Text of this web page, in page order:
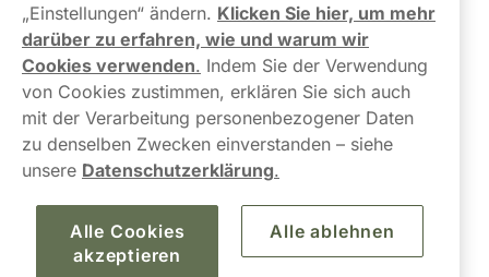
Kundendienst
Links
Über uns
„Einstellungen“ ändern. Klicken Sie hier, um mehr
darüber zu erfahren, wie und warum wir
Cookies verwenden. Indem Sie der Verwendung
von Cookies zustimmen, erklären Sie sich auch
mit der Verarbeitung personenbezogener Daten
zu denselben Zwecken einverstanden – siehe
unsere Datenschutzerklärung.
Alle Cookies
akzeptieren
Alle ablehnen